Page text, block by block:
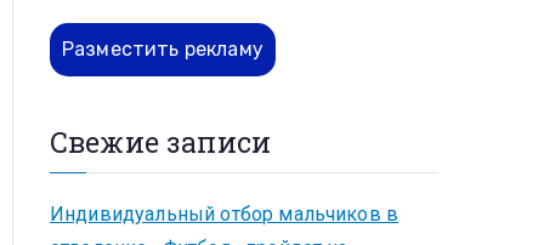
Разместить рекламу
Свежие записи
Индивидуальный отбор мальчиков в